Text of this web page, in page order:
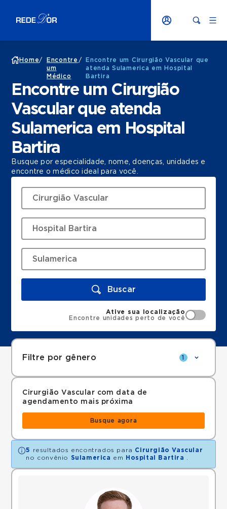
Home/
Encontre
um
Médico
/
Encontre um Cirurgião Vascular que
atenda Sulamerica em Hospital
Bartira
Encontre um Cirurgião
Vascular que atenda
Sulamerica em Hospital
Bartira
Busque por especialidade, nome, doenças, unidades e
encontre o médico ideal para você.
Buscar
Ative sua localização
Encontre unidades perto de você
Filtre por gênero 1
Cirurgião Vascular com data de
agendamento mais próxima
Busque agora
5 resultados encontrados para Cirurgião Vascular
no convênio
Sulamerica em Hospital Bartira